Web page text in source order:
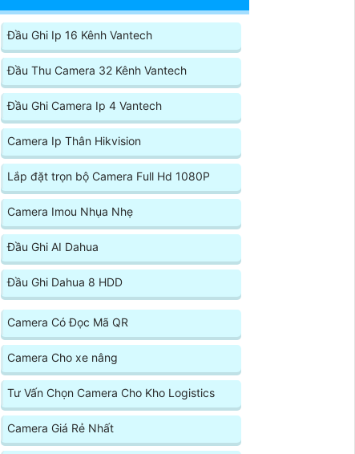
Đầu Ghi Ip 16 Kênh Vantech
Đầu Thu Camera 32 Kênh Vantech
Đầu Ghi Camera Ip 4 Vantech
Camera Ip Thân Hikvision
Lắp đặt trọn bộ Camera Full Hd 1080P
Camera Imou Nhụa Nhẹ
Đầu Ghi AI Dahua
Đầu Ghi Dahua 8 HDD
Camera Có Đọc Mã QR
Camera Cho xe nâng
Tư Vấn Chọn Camera Cho Kho Logistics
Camera Giá Rẻ Nhất